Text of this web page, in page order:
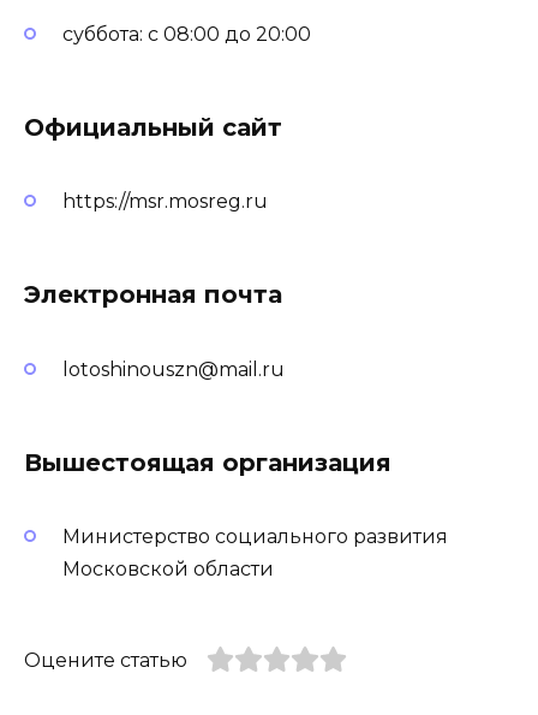
суббота: с 08:00 до 20:00
Официальный сайт
https://msr.mosreg.ru
Электронная почта
lotoshinouszn@mail.ru
Вышестоящая организация
Министерство социального развития
Московской области
Оцените статью